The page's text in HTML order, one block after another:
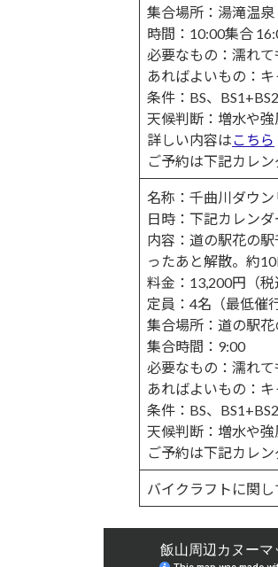
集合場所：湯滝温泉
時間：10:00集合
必要なもの：濡れ
あればよいもの：
条件：BS、
天候判断：増水や
詳しい内容はこちら
ご予約は下記カレ
名称：千曲川ダウ
日時：下記カレン
内容：道の駅花の
ったあと解散。約
料金：13,200円（
定員：4名（最低催
集合場所：道の駅
集合時間：9:00
必要なもの：濡れ
あればよいもの：
条件：BS、
天候判断：増水や
ご予約は下記カレ
バイクラフトに関し